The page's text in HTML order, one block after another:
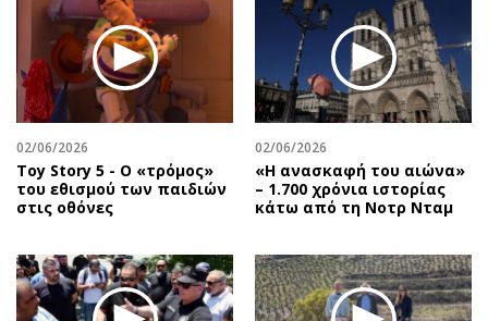
Ενέργεια
Ναυτιλία
Περιβάλλον
Ελλάδα
Κόσμος
Παράξενα
Πολιτισμός
Θέατρο-Χορός
Μουσική
Γυναίκα
Showbiz
Ταξίδια
Συνταγές
Έξοδος
Media
Εκπομπές
Podcasts
Uncut
02/06/2026
Toy Story 5 - O «τρόμος»
του εθισμού των παιδιών
στις οθόνες
02/06/2026
«Η ανασκαφή του αιώνα»
– 1.700 χρόνια ιστορίας
κάτω από τη Νοτρ Νταμ